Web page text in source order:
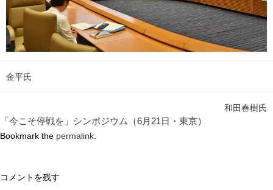
金平氏
和田春樹氏
「今こそ停戦を」シンポジウム（6月21日・東京）
Bookmark the permalink
コメントを残す